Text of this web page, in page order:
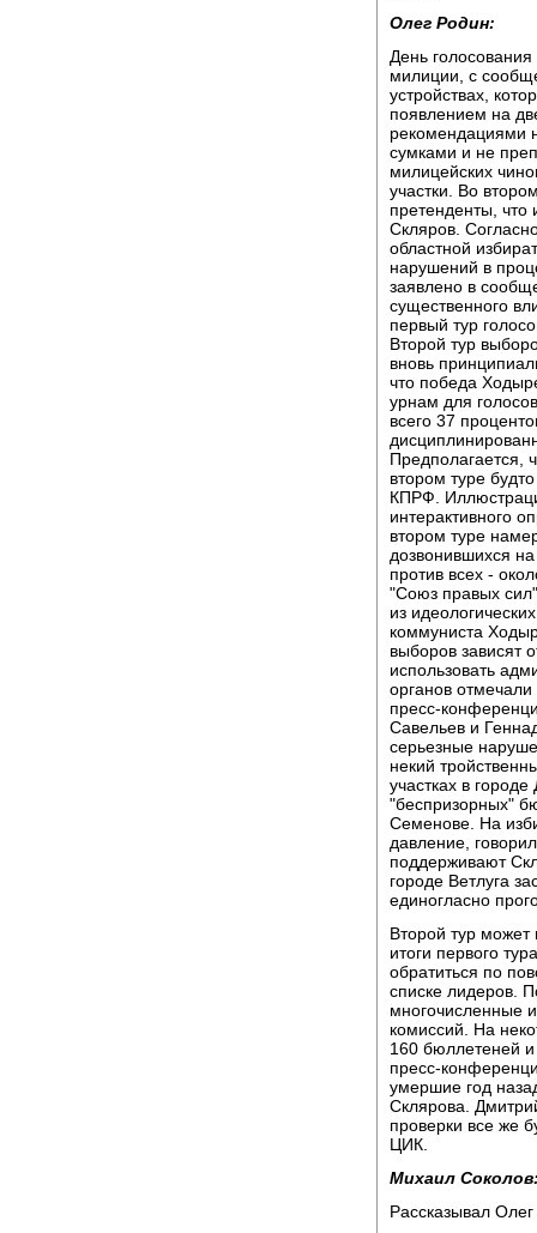
Олег Родин:
День
милиции, с
устройствах,
появлением на
рекомендациями
сумками и не
милицейских
участки. Во
претенденты,
Скляров.
областной
нарушений в
заявлено в
существенного
первый тур
Второй тур
вновь
что победа
урнам для
всего 37
Предполагается,
втором туре
КПРФ.
интерактивного
втором туре
дозвонившихся
против всех -
"Союз правых
из
коммуниста
выборов зависят
использовать
органов
пресс-
Савельев и
серьезные
некий
участках в
"беспризорных"
Семенове. На
давление,
поддерживают
городе Ветлуга
единогласно
Второй тур может
итоги первого
обратиться по
списке лидеров.
многочисленные
комиссий. На
160 бюллетеней и
пресс-
умершие год
Склярова.
проверки все же
ЦИК.
Михаил
Рассказывал